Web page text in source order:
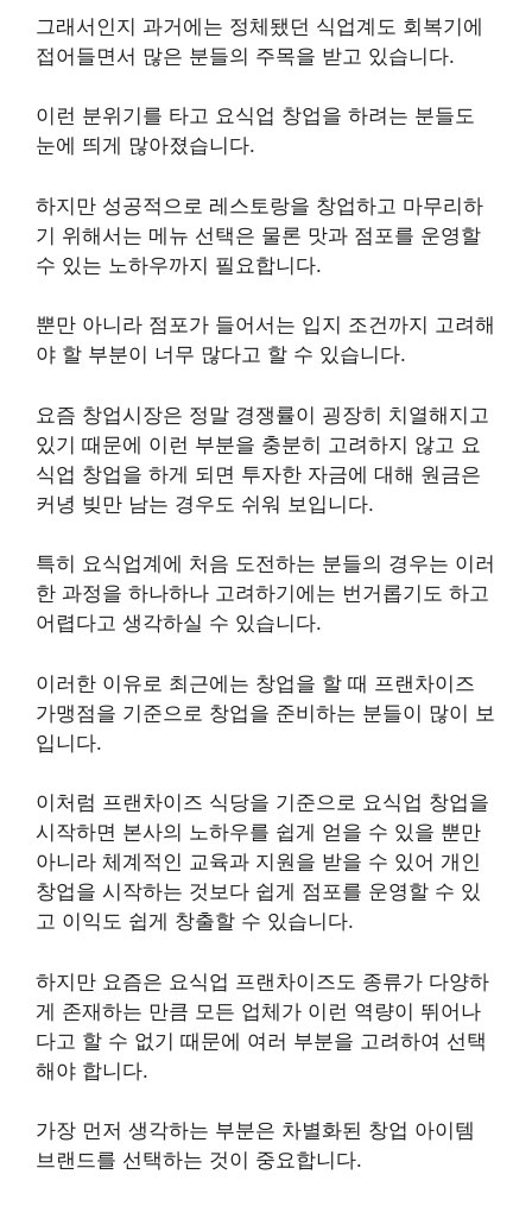
그래서인지 과거에는 정체됐던 식업계도 회복기에
접어들면서 많은 분들의 주목을 받고 있습니다.
이런 분위기를 타고 요식업 창업을 하려는 분들도
눈에 띄게 많아졌습니다.
하지만 성공적으로 레스토랑을 창업하고 마무리하
기 위해서는 메뉴 선택은 물론 맛과 점포를 운영할
수 있는 노하우까지 필요합니다.
뿐만 아니라 점포가 들어서는 입지 조건까지 고려해
야 할 부분이 너무 많다고 할 수 있습니다.
요즘 창업시장은 정말 경쟁률이 굉장히 치열해지고
있기 때문에 이런 부분을 충분히 고려하지 않고 요
식업 창업을 하게 되면 투자한 자금에 대해 원금은
커녕 빚만 남는 경우도 쉬워 보입니다.
특히 요식업계에 처음 도전하는 분들의 경우는 이러
한 과정을 하나하나 고려하기에는 번거롭기도 하고
어렵다고 생각하실 수 있습니다.
이러한 이유로 최근에는 창업을 할 때 프랜차이즈
가맹점을 기준으로 창업을 준비하는 분들이 많이 보
입니다.
이처럼 프랜차이즈 식당을 기준으로 요식업 창업을
시작하면 본사의 노하우를 쉽게 얻을 수 있을 뿐만
아니라 체계적인 교육과 지원을 받을 수 있어 개인
창업을 시작하는 것보다 쉽게 점포를 운영할 수 있
고 이익도 쉽게 창출할 수 있습니다.
하지만 요즘은 요식업 프랜차이즈도 종류가 다양하
게 존재하는 만큼 모든 업체가 이런 역량이 뛰어나
다고 할 수 없기 때문에 여러 부분을 고려하여 선택
해야 합니다.
가장 먼저 생각하는 부분은 차별화된 창업 아이템
브랜드를 선택하는 것이 중요합니다.